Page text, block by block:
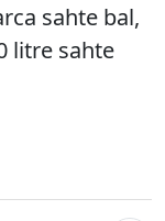
sahte bal,
litre sahte